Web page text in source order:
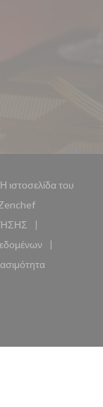
του
((ανοίγει σε
((ανοίγει σε νέο
νέο παράθυρο))
((ανοίγει σε νέο